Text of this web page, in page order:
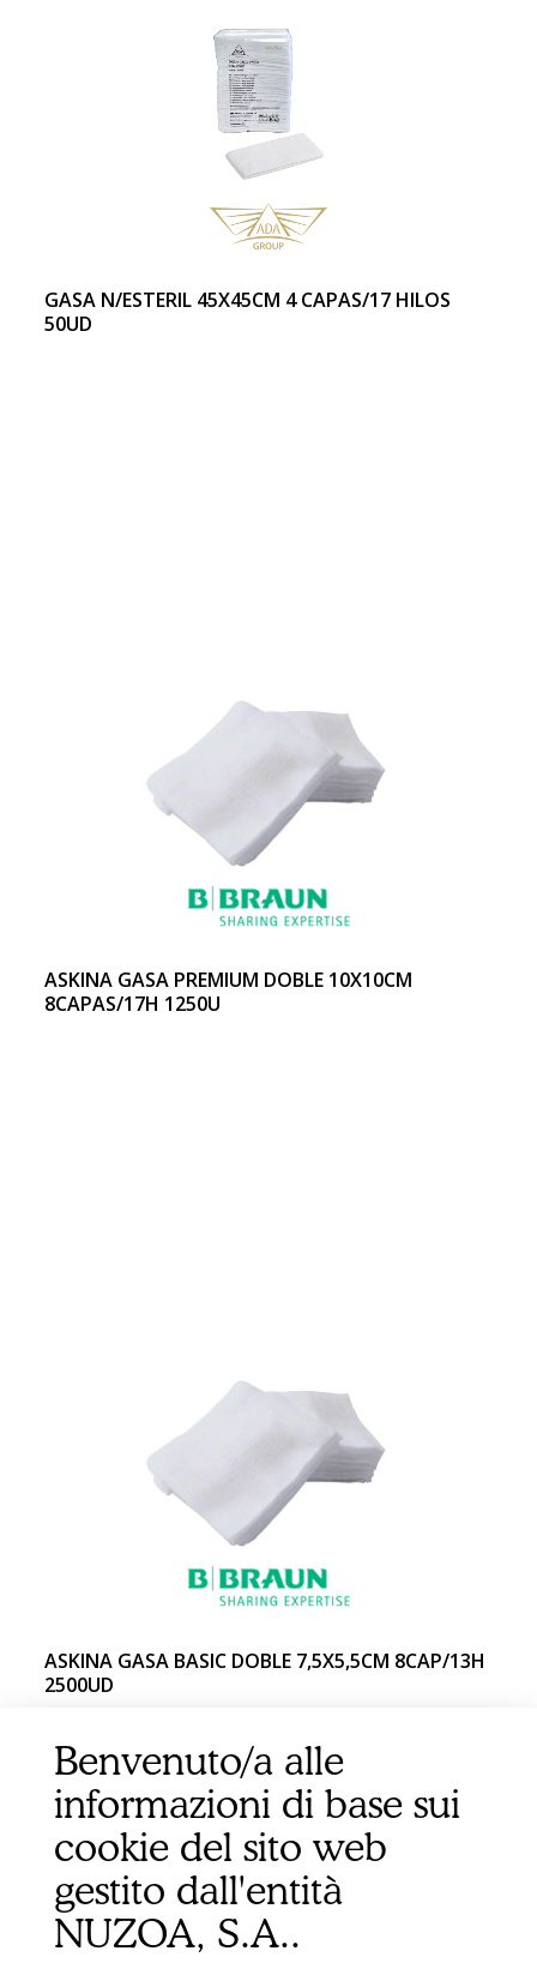
GASA N/ESTERIL 45X45CM 4 CAPAS/17 HILOS
50UD
ASKINA GASA PREMIUM DOBLE 10X10CM
8CAPAS/17H 1250U
ASKINA GASA BASIC DOBLE 7,5X5,5CM 8CAP/13H
2500UD
Benvenuto/a alle
informazioni di base sui
cookie del sito web
gestito dall'entità
NUZOA, S.A..